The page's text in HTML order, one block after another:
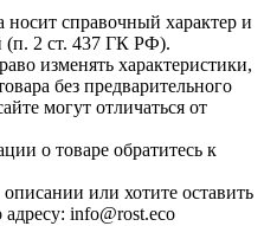
справочный характер и
(п. 2 ст. 437 ГК РФ).
изменять характеристики,
без предварительного
могут отличаться от
о товаре обратитесь к
или хотите оставить
info@rost.eco